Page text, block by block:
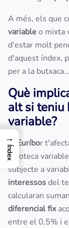
A més, els que
variableo mixta
d'estar molt
d'aquest índex,
per a la butxaca…
Què
alt si teniu
variable?
El Euríbor
hipoteca
subjecte a
interessosdel
calcularan
diferencial fix
entre el 0,5% i
→
Índex